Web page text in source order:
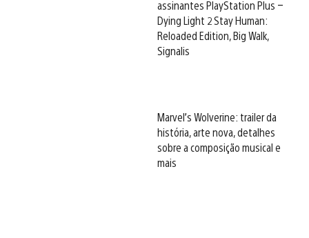
assinantes PlayStation Plus –
Dying Light 2 Stay Human:
Reloaded Edition, Big Walk,
Signalis
Marvel’s Wolverine: trailer da
história, arte nova, detalhes
sobre a composição musical e
mais